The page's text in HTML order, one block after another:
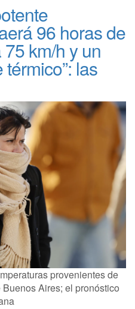
96 horas de
km/h y un
las
provenientes de
Aires; el pronóstico